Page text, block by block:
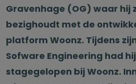
Gravenhage (OG) waar hij
bezighoudt met de
platform Woonz. Tijdens
Sofware Engineering had
stagegelopen bij Woonz.